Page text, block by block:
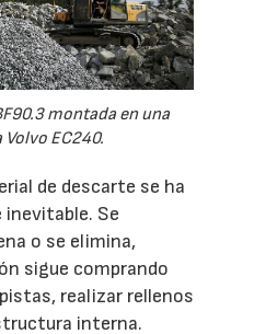
montada en una
EC240.
de descarte se ha
Se
o se elimina,
sigue comprando
realizar rellenos
interna.